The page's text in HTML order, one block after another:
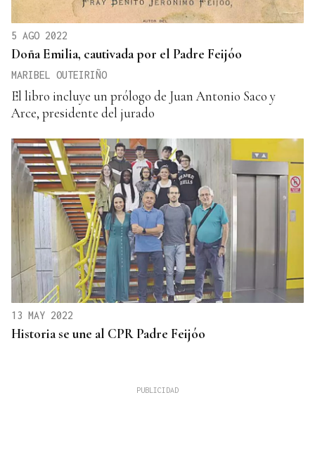
5 AGO 2022
Doña Emilia, cautivada por el Padre Feijóo
MARIBEL OUTEIRIÑO
El libro incluye un prólogo de Juan Antonio Saco y
Arce, presidente del jurado
13 MAY 2022
Historia se une al CPR Padre Feijóo